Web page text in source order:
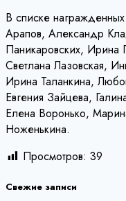
В списке
Арапов, Александр
Паникаровских,
Светлана Лазовская,
Ирина Таланкина,
Евгения Зайцева,
Елена Воронько,
Ноженькина.
Просмотров: 39
Свежие записи